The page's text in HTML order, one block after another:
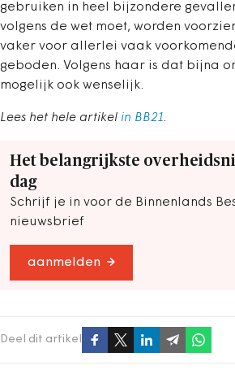
gebruiken in heel bijzondere
volgens de wet moet, worden
vaker voor allerlei vaak
geboden. Volgens haar is dat bijna
mogelijk ook wenselijk.
Lees het hele artikel in BB21.
Het belangrijkste
dag
Schrijf je in voor de Binnenlands
nieuwsbrief
aanmelden
Deel dit artikel